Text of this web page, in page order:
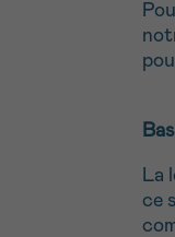
La
ce